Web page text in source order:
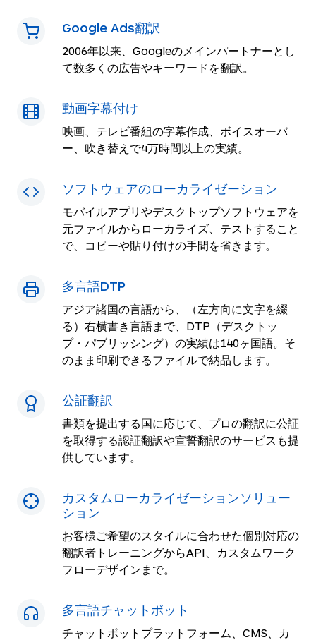
Google Ads翻訳
2006年以来、Googleのメインパートナーとし
て数多くの広告やキーワードを翻訳。
動画字幕付け
映画、テレビ番組の字幕作成、ボイスオーバ
ー、吹き替えで4万時間以上の実績。
ソフトウェアのローカライゼーション
モバイルアプリやデスクトップソフトウェアを
元ファイルからローカライズ、テストすること
で、コピーや貼り付けの手間を省きます。
多言語DTP
アジア諸国の言語から、（左方向に文字を綴
る）右横書き言語まで、DTP（デスクトッ
プ・パブリッシング）の実績は140ヶ国語。そ
のまま印刷できるファイルで納品します。
公証翻訳
書類を提出する国に応じて、プロの翻訳に公証
を取得する認証翻訳や宣誓翻訳のサービスも提
供しています。
カスタムローカライゼーションソリュー
ション
お客様ご希望のスタイルに合わせた個別対応の
翻訳者トレーニングからAPI、カスタムワーク
フローデザインまで。
多言語チャットボット
チャットボットプラットフォーム、CMS、カ